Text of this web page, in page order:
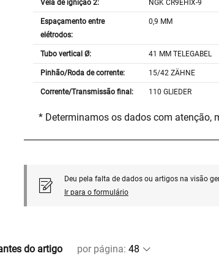
Vela de ignição 2: NGK CR9EHIX-9
Espaçamento entre
elétrodos:
0,9 MM
Tubo vertical Ø: 41 MM TELEGABEL
Pinhão/Roda de corrente: 15/42 ZÄHNE
Corrente/Transmissão final: 110 GLIEDER
* Determinamos os dados com atenção,
Deu pela falta de dados ou artigos na visão
Ir para o formulário
do artigo por página: